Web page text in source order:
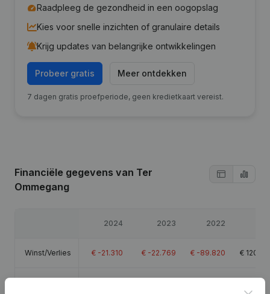
Raadpleeg de gezondheid in een oogopslag
Kies voor snelle inzichten of granulaire details
Krijg updates van belangrijke ontwikkelingen
Probeer gratis Meer ontdekken
7 dagen gratis proefperiode, geen kredietkaart vereist.
Financiële gegevens van Ter
Ommegang
2024 2023 2022
Winst/Verlies € -21.310 € -22.769 € -89.820 €